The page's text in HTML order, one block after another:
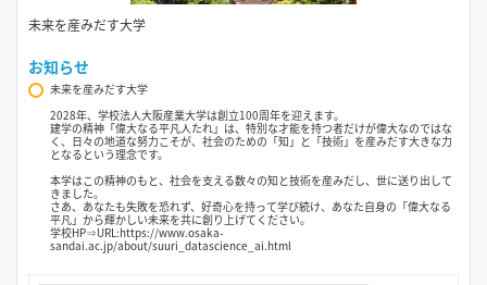
未来を産みだす大学
お知らせ
未来を産みだす大学
2028年、学校法人大阪産業大学は創立100周年を迎えます。
建学の精神「偉大なる平凡人たれ」は、特別な才能を持つ者だけが偉大なのではな
く、日々の地道な努力こそが、社会のための「知」と「技術」を産みだす大きな力
となるという理念です。
本学はこの精神のもと、社会を支える数々の知と技術を産みだし、世に送り出して
きました。
さあ、あなたも失敗を恐れず、好奇心を持って学び続け、あなた自身の「偉大なる
平凡」から輝かしい未来を共に創り上げてください。
学校HP⇒URL:https://www.osaka-
sandai.ac.jp/about/suuri_datascience_ai.html